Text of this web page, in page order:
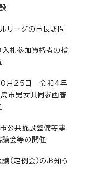
リーグの市長訪問
入札参加資格者の指
月25日 令和4年
市男女共同参画審
公共施設整備等事
議会等の開催
（定例会）のお知ら